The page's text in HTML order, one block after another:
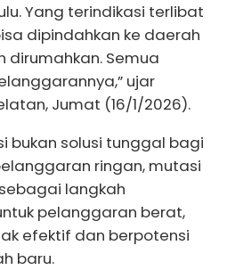
Yang terindikasi terlibat
dipindahkan ke daerah
dirumahkan. Semua
ujar
Jumat (16/1/2026).
bukan solusi tunggal bagi
ringan, mutasi
langkah
pelanggaran berat,
efektif dan berpotensi
baru.